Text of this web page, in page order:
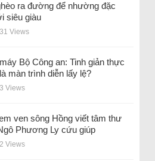
ra đường để nhường đặc
siêu giàu
Views
Bộ Công an: Tinh giản thực
màn trình diễn lấy lệ?
Views
ven sông Hồng viết tâm thư
Phương Ly cứu giúp
Views